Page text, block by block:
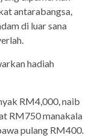
antarabangsa,
di luar sana
hadiah
RM4,000, naib
RM750 manakala
pulang RM400.